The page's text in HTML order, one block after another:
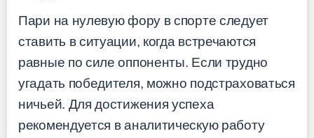
Пари на нулевую фору в спорте следует
ставить в ситуации, когда встречаются
равные по силе оппоненты. Если трудно
угадать победителя, можно подстраховаться
ничьей. Для достижения успеха
рекомендуется в аналитическую работу